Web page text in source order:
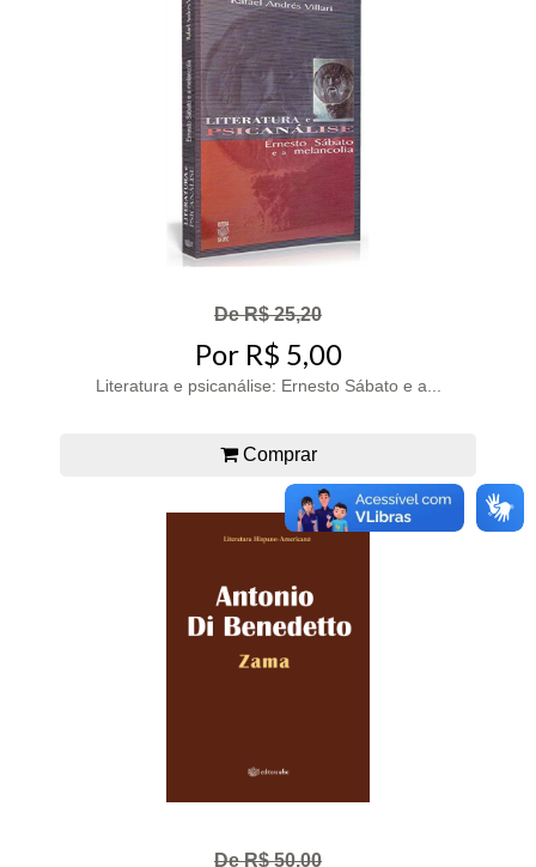
De R$ 25,20
Por R$ 5,00
Literatura e psicanálise: Ernesto Sábato e a...
Comprar
De R$ 50,00